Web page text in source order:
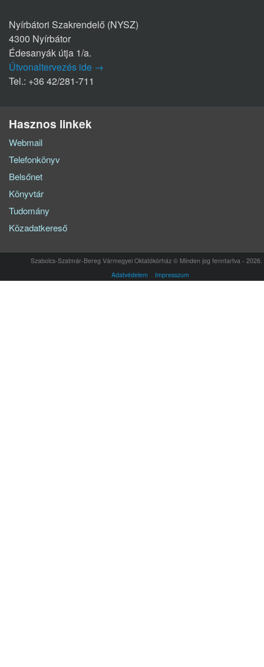
Nyírbátori Szakrendelő (NYSZ)
4300 Nyírbátor
Édesanyák útja 1/a.
Útvonaltervezés ide →
Tel.: +36 42/281-711
Hasznos linkek
Webmail
Telefonkönyv
Belsőnet
Könyvtár
Tudomány
Közadatkereső
Szabolcs-Szatmár-Bereg Vármegyei Oktatókórház © Minden jog fenntartva - 2026.
Adatvédelem
Impresszum